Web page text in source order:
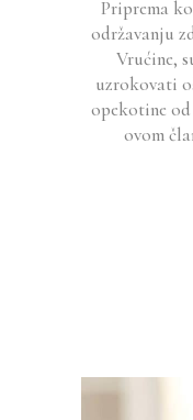
Priprema
održavanju
Vrućine,
uzrokovati
opekotine
ovom